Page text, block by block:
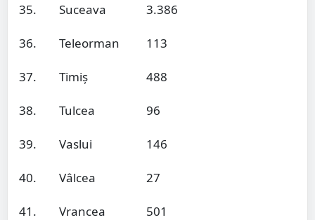
35. Suceava 3.386
36. Teleorman 113
37. Timiș 488
38. Tulcea 96
39. Vaslui 146
40. Vâlcea 27
41. Vrancea 501